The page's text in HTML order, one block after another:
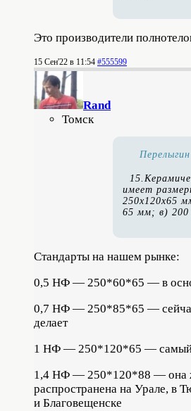
Это производители
15 Сен'22 в 11:54 #555599
Rand
Томск
имеет
250x120x65
65 мм; в) 200
Стандарты на нашем рынке:
0,5 НФ — 250*60*65 — в
0,7 НФ — 250*85*65 —
делает
1 НФ — 250*120*65 — самый
1,4 НФ — 250*120*88 — она
распространена на Урале, в
и Благовещенске